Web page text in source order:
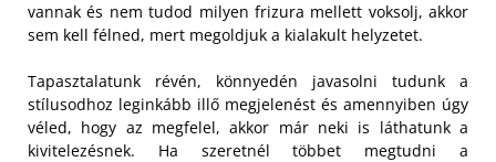
vannak és nem tudod milyen frizura mellett voksolj, akkor
sem kell félned, mert megoldjuk a kialakult helyzetet.
Tapasztalatunk révén, könnyedén javasolni tudunk a
stílusodhoz leginkább illő megjelenést és amennyiben úgy
véled, hogy az megfelel, akkor már neki is láthatunk a
kivitelezésnek. Ha szeretnél többet megtudni a